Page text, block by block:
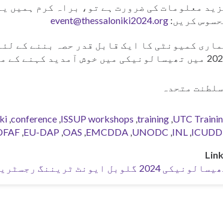
معلومات کی ضرورت ہے تو، براہ کرم ہمیں
کریں: event@thessaloniki2024.org
ہماری کمیونٹی کا ایک قابل قدر حصہ بننے کے
میں خوش آمدید کہنے کے منتظر ہیں۔
سلطنت متحدہ
UTC
training
ISSUP workshops
conference
INL
UNODC
EMCDDA
OAS
EU-DAP
2024 گلوبل ایونٹ ٹریننگ رجسٹریشن